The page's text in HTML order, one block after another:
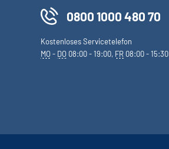
0800 1000 480 70
Kostenloses Servicetelefon
MO- DO 08:00 - 19:00, FR 08:00 - 15:30